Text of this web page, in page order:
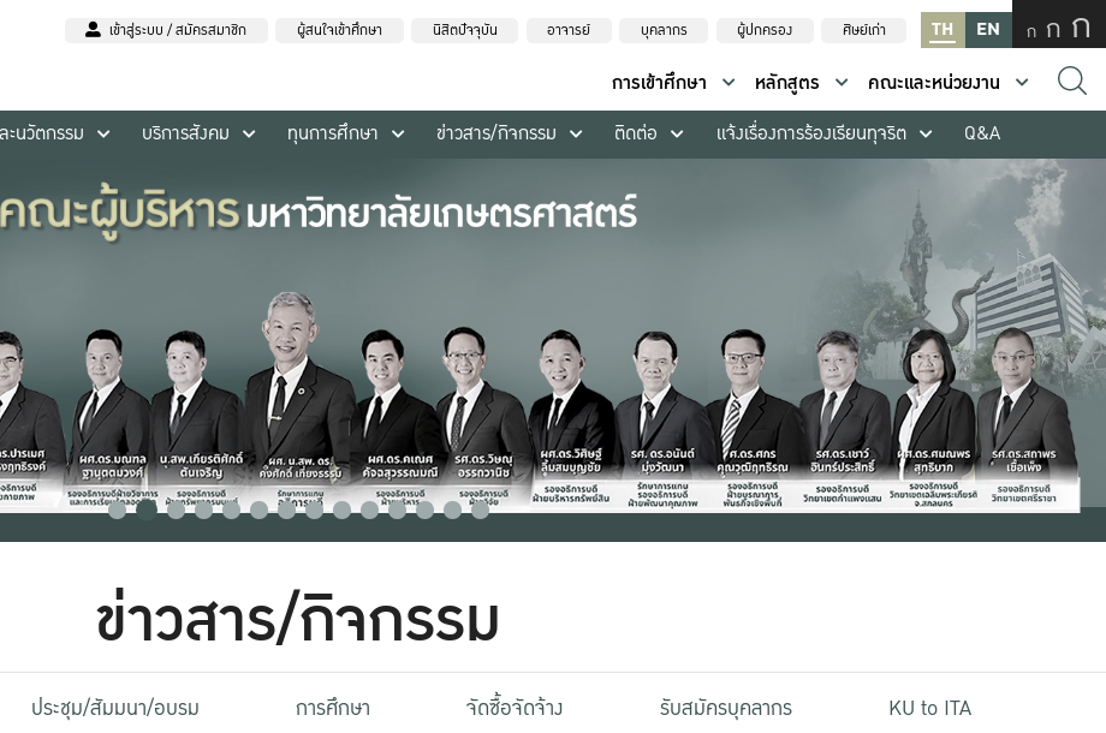
เข้าสู่ระบบ / สมัครสมาชิก ผู้สนใจเข้าศึกษา นิสิตปัจจุบัน อาจารย์ บุคลากร ผู้ปกครอง ศิษย์เก่า TH EN ก ก ก
การเข้าศึกษา หลักสูตร
คณะและหน่วยงาน
ะนวัตกรรม บริการสังคม ทุนการศึกษา ข่าวสาร/กิจกรรม ติดต่อ แจ้งเรื่องการร้องเรียนทุจริต Q&A
ข่าวสาร/กิจกรรม
ประชุม/สัมมนา/อบรม การศึกษา จัดซื้อจัดจ้าง รับสมัครบุคลากร KU to ITA